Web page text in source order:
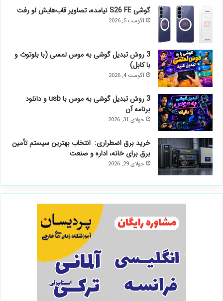
گوشی S26 FE نیامده، تصاویر قاب‌هایش لو رفت
آگوست 5, 2026
3 روش تبدیل گوشی به موس لمسی (با بلوتوث و
با کابل)
آگوست 4, 2026
3 روش تبدیل گوشی به موس با usb و دانلود
برنامه آن
جولای 31, 2026
خرید برق اضطراری: انتخاب بهترین سیستم تأمین
برق برای خانه، اداره و صنعت
جولای 29, 2026